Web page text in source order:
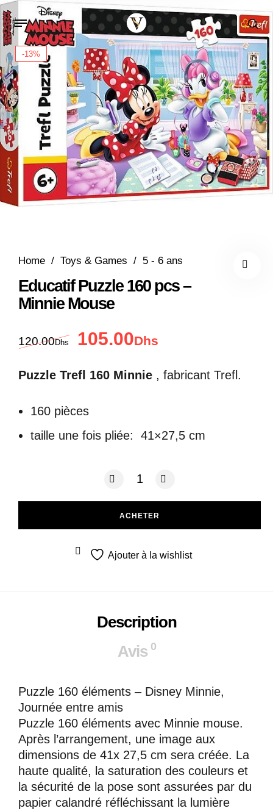
-13%
Home / Toys & Games / 5 - 6 ans
Educatif Puzzle 160 pcs –
Minnie Mouse
120.00Dhs Le prix initial était : 120.00Dhs.
105.00Dhs
Puzzle Trefl 160 Minnie , fabricant Trefl.
160 pièces
taille une fois pliée: 41×27,5 cm
quantité de Educatif Puzzle 160 pcs -
ACHETER
Ajouter à la wishlist
Description
Avis 0
Puzzle 160 éléments – Disney Minnie,
Journée entre amis
Puzzle 160 éléments avec Minnie mouse.
Après l’arrangement, une image aux
dimensions de 41x 27,5 cm sera créée. La
haute qualité, la saturation des couleurs et
la sécurité de la pose sont assurées par du
papier calandré réfléchissant la lumière